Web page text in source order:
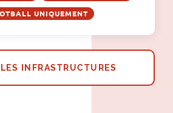
UNIQUEMENT
INFRASTRUCTURES